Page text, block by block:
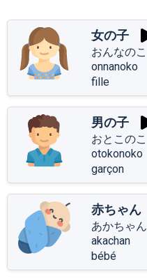
女の子
おんなのこ
onnanoko
fille
男の子
おとこのこ
otokonoko
garçon
赤ちゃん
あかちゃん
akachan
bébé